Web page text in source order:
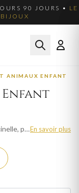
90 JOURS • LE
ANIMAUX ENFANT
Enfant
Les bracelets animaux enfant — licorne, coccinelle, papillon — sont des cadeaux féeriques et joyeux. Livraison offerte en France.En savoir plus